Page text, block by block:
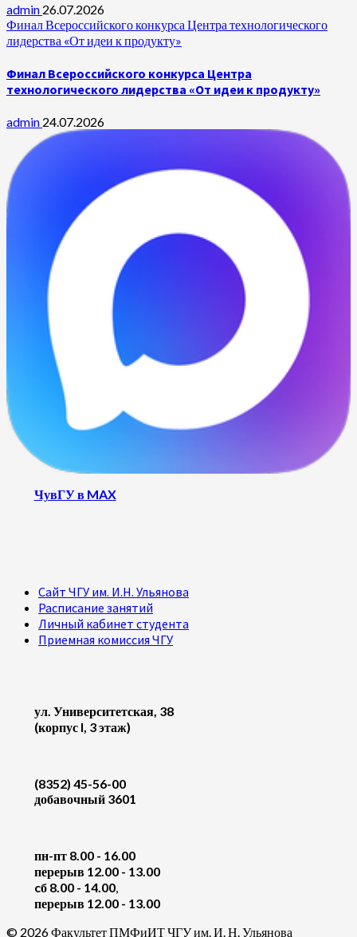
admin 26.07.2026
Финал Всероссийского конкурса Центра технологического
лидерства «От идеи к продукту»
Финал Всероссийского конкурса Центра
технологического лидерства «От идеи к продукту»
admin 24.07.2026
ЧувГУ в MAX
Сайт ЧГУ им. И.Н. Ульянова
Расписание занятий
Личный кабинет студента
Приемная комиссия ЧГУ
ул. Университетская, 38
(корпус I, 3 этаж)
(8352) 45-56-00
добавочный 3601
пн-пт 8.00 - 16.00
перерыв 12.00 - 13.00
cб 8.00 - 14.00,
перерыв 12.00 - 13.00
© 2026 Факультет ПМФиИТ ЧГУ им. И. Н. Ульянова